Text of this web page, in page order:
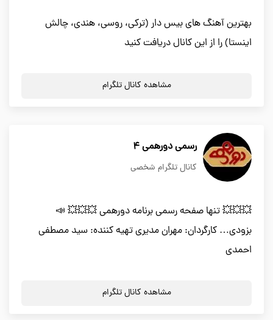
بهترین آهنگ های بیس دار (ترکی، روسی، هندی، چالش
اینستا) را از این کانال دریافت کنید
مشاهده کانال تلگرام
رسمی دورهمی 4
کانال تلگرام شخصی
💥💥💥 تنها صفحه رسمى برنامه دورهمی 💥💥💥 📣
بزودی… کارگردان: مهران مدیری تهیه کننده: سید مصطفی
احمدی
مشاهده کانال تلگرام